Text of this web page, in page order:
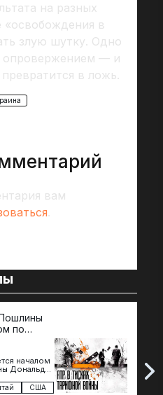
на разных
«освобождения в
злую шутку. Одно
опровержением — и
в ложь.
вам
.
по
началом
Дональда
США
The